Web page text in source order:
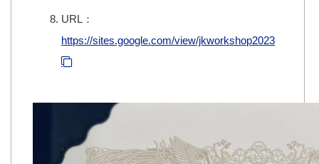
URL：
https://sites.google.com/view/jkworkshop2023